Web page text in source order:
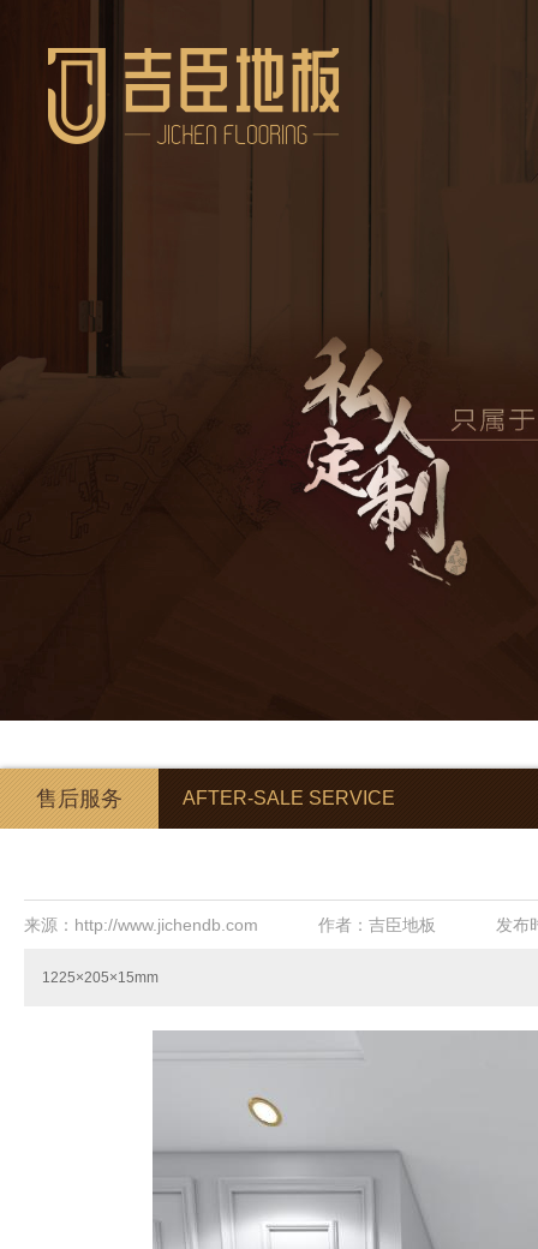
售后服务 AFTER-SALE SERVICE
来源：http://www.jichendb.com 作者：吉臣地板 发布
1225×205×15mm